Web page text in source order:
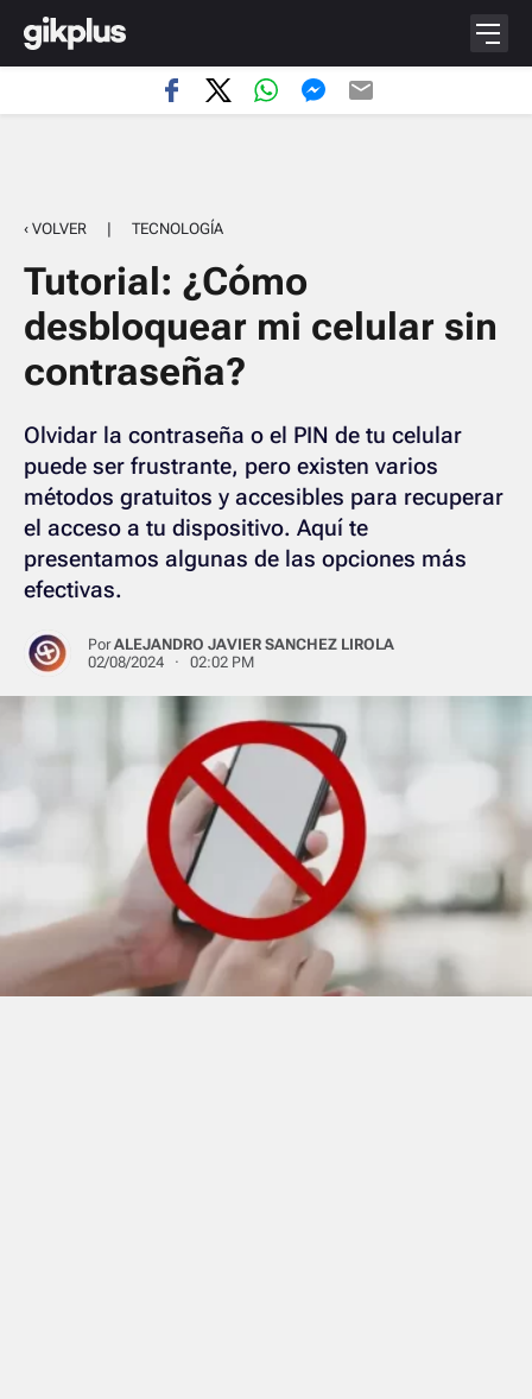
‹ VOLVER | TECNOLOGÍA
Tutorial: ¿Cómo
desbloquear mi celular sin
contraseña?
Olvidar la contraseña o el PIN de tu celular
puede ser frustrante, pero existen varios
métodos gratuitos y accesibles para recuperar
el acceso a tu dispositivo. Aquí te
presentamos algunas de las opciones más
efectivas.
PorALEJANDRO JAVIER SANCHEZ LIROLA
02/08/2024 · 02:02 PM